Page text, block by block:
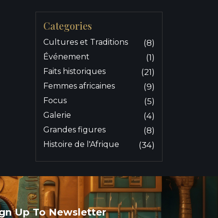
Categories
Cultures et Traditions (8)
Événement (1)
Faits historiques (21)
Femmes africaines (9)
Focus (5)
Galerie (4)
Grandes figures (8)
Histoire de l'Afrique (34)
Up To Newsletter